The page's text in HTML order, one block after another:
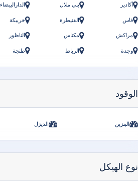
أكادير بني ملال
الدارالبيضاء
فاس
القنيطرة
خريبكة
مراكش
مكناس
الناظور
وجدة
الرباط طنجة
الوقود
البنزين الديزل
نوع الهيكل